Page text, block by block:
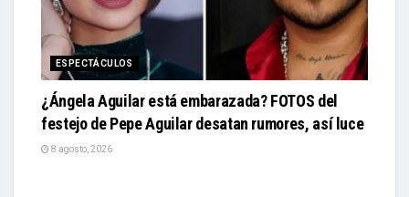
ESPECTÁCULOS
¿Ángela Aguilar está embarazada? FOTOS del
festejo de Pepe Aguilar desatan rumores, así luce
8 agosto, 2026